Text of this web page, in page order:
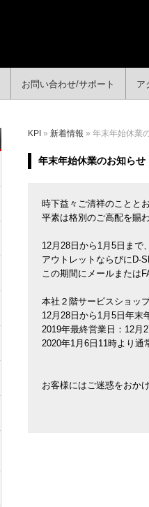
お問い合わせ/サポート ア
KPI » 新着情報 » 年末年始休業
年末年始休業のお知らせ
時下益々ご清祥のことと
平素は格別のご高配を賜
12月28日から1月5日まで
アウトレットならびにD-
この期間にメールまたは
本社２階サービスショッ
12月28日から1月5日年末
2019年最終営業日：12月
2020年1月6日11時より通
お客様にはご迷惑をおか